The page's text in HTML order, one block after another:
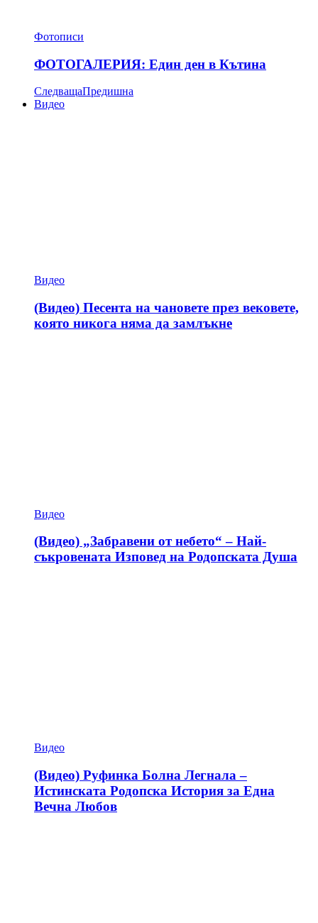
Фотописи
ФОТОГАЛЕРИЯ: Един ден в Кътина
СледващаПредишна
Видео
Видео
(Видео) Песента на чановете през вековете,
която никога няма да замлъкне
Видео
(Видео) „Забравени от небето“ – Най-
съкровената Изповед на Родопската Душа
Видео
(Видео) Руфинка Болна Легнала –
Истинската Родопска История за Една
Вечна Любов